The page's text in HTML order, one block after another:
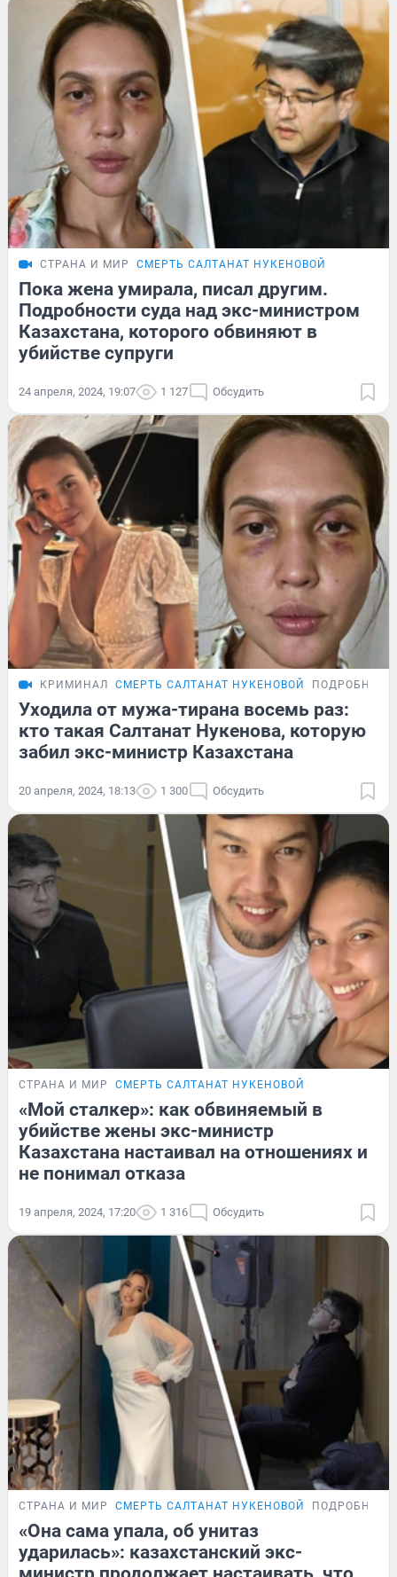
СТРАНА И МИР СМЕРТЬ САЛТАНАТ НУКЕНОВОЙ
Пока жена умирала, писал другим.
Подробности суда над экс-министром
Казахстана, которого обвиняют в
убийстве супруги
24 апреля, 2024, 19:07 1 127 Обсудить
КРИМИНАЛ СМЕРТЬ САЛТАНАТ НУКЕНОВОЙ
Уходила от мужа-тирана восемь раз:
кто такая Салтанат Нукенова, которую
забил экс-министр Казахстана
20 апреля, 2024, 18:13 1 300 Обсудить
СТРАНА И МИР СМЕРТЬ САЛТАНАТ НУКЕНОВОЙ
«Мой сталкер»: как обвиняемый в
убийстве жены экс-министр
Казахстана настаивал на отношениях и
не понимал отказа
19 апреля, 2024, 17:20 1 316 Обсудить
СТРАНА И МИР СМЕРТЬ САЛТАНАТ НУКЕНОВОЙ
«Она сама упала, об унитаз
ударилась»: казахстанский экс-